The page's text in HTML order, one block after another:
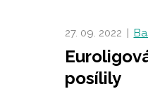
27. 09. 2022 |
posílily